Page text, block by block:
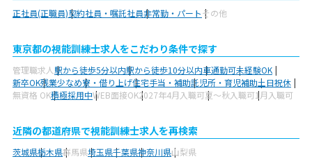
正社員(正職員)契約社員・嘱託社員非常勤・パートその他
東京都の視能訓練士求人をこだわり条件で探す
管理職求人駅から徒歩5分以内駅から徒歩10分以内車通勤可未経験OK
新卒OK残業少なめ寮・借り上げ住宅手当・補助託児所・育児補助土日祝休
無資格 OK積極採用中WEB面接OK2027年4月入職可夏～秋入職可1月入職可
近隣の都道府県で視能訓練士求人を再検索
茨城県栃木県群馬県埼玉県千葉県神奈川県山梨県